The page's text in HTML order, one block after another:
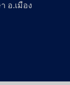
อ.เมือง